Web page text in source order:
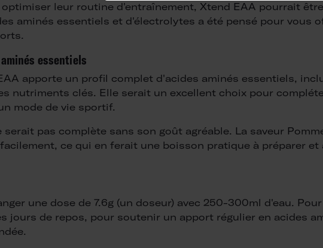
leur routine d'entraînement, Xtend EAA pourrait
aminés essentiels et d'électrolytes a été pensé pour
essentiels
apporte un profil complet d'acides aminés essentiels,
nutriments clés. Elle serait un excellent choix pour
mode de vie sportif.
serait pas complète sans son goût agréable. La saveur
ce qui en ferait une boisson pratique à préparer
une dose de 7.6g (un doseur) avec 250-300ml d'eau.
jours de repos, pour soutenir un apport régulier en acides